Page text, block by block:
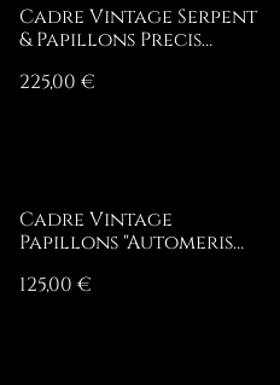
Cadre Vintage Serpent
& Papillons Precis
225,00 €
Cadre Vintage
Papillons "Automeris
125,00 €